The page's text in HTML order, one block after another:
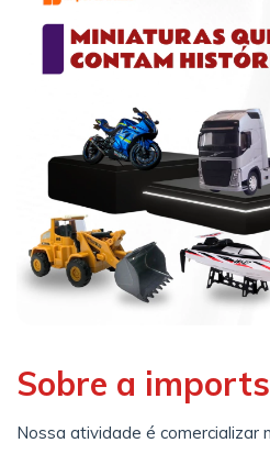
Sobre a
Nossa atividade é comercializar